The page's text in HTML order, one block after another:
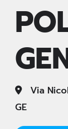
Via
GE